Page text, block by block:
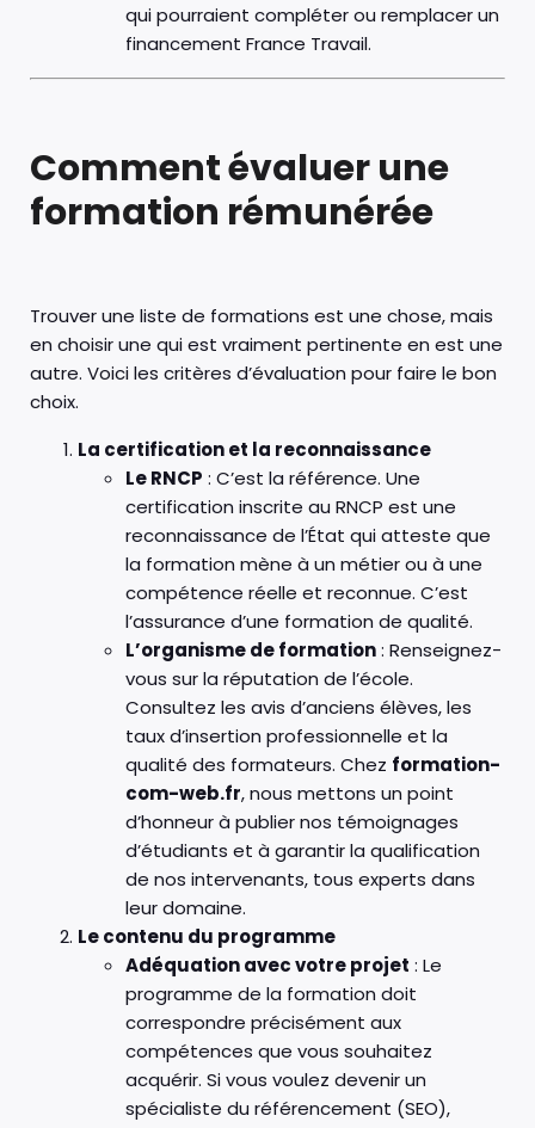
qui pourraient compléter ou remplacer un
financement France Travail.
Comment évaluer une
formation rémunérée
Trouver une liste de formations est une chose, mais
en choisir une qui est vraiment pertinente en est une
autre. Voici les critères d’évaluation pour faire le bon
choix.
La certification et la reconnaissance
Le RNCP : C’est la référence. Une
certification inscrite au RNCP est une
reconnaissance de l’État qui atteste que
la formation mène à un métier ou à une
compétence réelle et reconnue. C’est
l’assurance d’une formation de qualité.
L’organisme de formation: Renseignez-
vous sur la réputation de l’école.
Consultez les avis d’anciens élèves, les
taux d’insertion professionnelle et la
qualité des formateurs. Chez formation-
com-web.fr, nous mettons un point
d’honneur à publier nos témoignages
d’étudiants et à garantir la qualification
de nos intervenants, tous experts dans
leur domaine.
Le contenu du programme
Adéquation avec votre projet : Le
programme de la formation doit
correspondre précisément aux
compétences que vous souhaitez
acquérir. Si vous voulez devenir un
spécialiste du référencement (SEO),